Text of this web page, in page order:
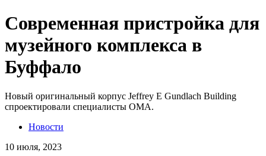
Современная пристройка для
музейного комплекса в
Буффало
Новый оригинальный корпус Jeffrey E Gundlach Building
спроектировали специалисты OMA.
Новости
10 июля, 2023